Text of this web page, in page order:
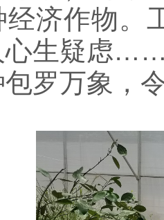
经济作物。
生疑虑
包罗万象，